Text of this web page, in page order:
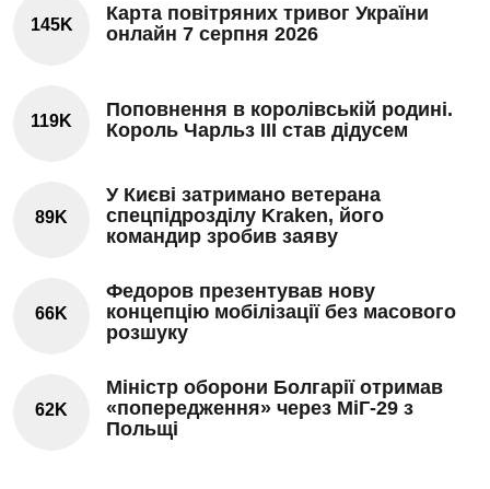
145K
Карта повітряних тривог України
онлайн 7 серпня 2026
119K
Поповнення в королівській родині.
Король Чарльз III став дідусем
89K
У Києві затримано ветерана
спецпідрозділу Kraken, його
командир зробив заяву
66K
Федоров презентував нову
концепцію мобілізації без масового
розшуку
62K
Міністр оборони Болгарії отримав
«попередження» через МіГ-29 з
Польщі